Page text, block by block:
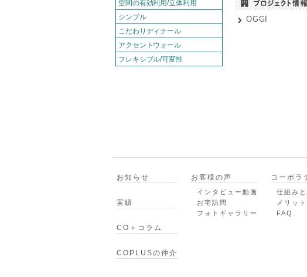
空間の有効利用/立体利用
シンプル
こだわりディテール
アクセントウォール
フレキシブル/可変性
OGGI
お知らせ
実績
CO＋コラム
COPLUSの仲介
お客様の声
インタビュー動画
お宅訪問
フォトギャラリー
コーポラ
仕組み
メリッ
FAQ